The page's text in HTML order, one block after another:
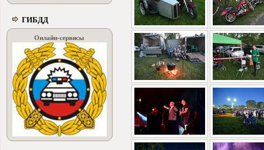
ГИБДД
Онлайн-сервисы